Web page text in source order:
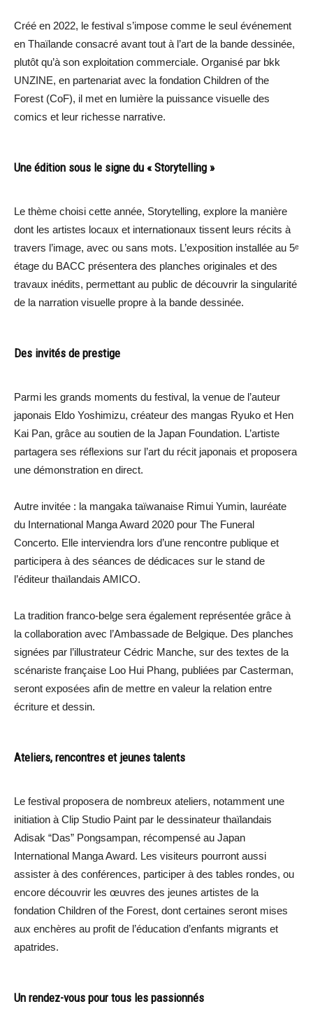
Créé en 2022, le festival s’impose comme le seul événement
en Thaïlande consacré avant tout à l’art de la bande dessinée,
plutôt qu’à son exploitation commerciale. Organisé par bkk
UNZINE, en partenariat avec la fondation Children of the
Forest (CoF), il met en lumière la puissance visuelle des
comics et leur richesse narrative.
Une édition sous le signe du « Storytelling »
Le thème choisi cette année, Storytelling, explore la manière
dont les artistes locaux et internationaux tissent leurs récits à
travers l’image, avec ou sans mots. L’exposition installée au 5ᵉ
étage du BACC présentera des planches originales et des
travaux inédits, permettant au public de découvrir la singularité
de la narration visuelle propre à la bande dessinée.
Des invités de prestige
Parmi les grands moments du festival, la venue de l’auteur
japonais Eldo Yoshimizu, créateur des mangas Ryuko et Hen
Kai Pan, grâce au soutien de la Japan Foundation. L’artiste
partagera ses réflexions sur l’art du récit japonais et proposera
une démonstration en direct.
Autre invitée : la mangaka taïwanaise Rimui Yumin, lauréate
du International Manga Award 2020 pour The Funeral
Concerto. Elle interviendra lors d’une rencontre publique et
participera à des séances de dédicaces sur le stand de
l’éditeur thaïlandais AMICO.
La tradition franco-belge sera également représentée grâce à
la collaboration avec l’Ambassade de Belgique. Des planches
signées par l’illustrateur Cédric Manche, sur des textes de la
scénariste française Loo Hui Phang, publiées par Casterman,
seront exposées afin de mettre en valeur la relation entre
écriture et dessin.
Ateliers, rencontres et jeunes talents
Le festival proposera de nombreux ateliers, notamment une
initiation à Clip Studio Paint par le dessinateur thaïlandais
Adisak “Das” Pongsampan, récompensé au Japan
International Manga Award. Les visiteurs pourront aussi
assister à des conférences, participer à des tables rondes, ou
encore découvrir les œuvres des jeunes artistes de la
fondation Children of the Forest, dont certaines seront mises
aux enchères au profit de l’éducation d’enfants migrants et
apatrides.
Un rendez-vous pour tous les passionnés